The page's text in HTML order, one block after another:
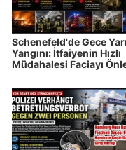
Schenefeld'de Gece
Yangını: İtfaiyenin Hızlı
Müdahalesi Faciayı